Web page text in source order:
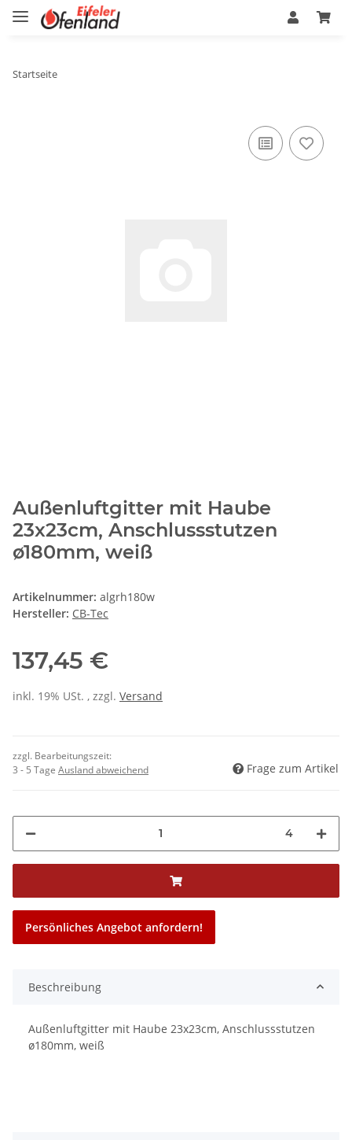
Startseite
Außenluftgitter mit Haube
23x23cm, Anschlussstutzen
ø180mm, weiß
Artikelnummer: algrh180w
Hersteller: CB-Tec
137,45 €
inkl. 19% USt. , zzgl. Versand
zzgl. Bearbeitungszeit:
3 - 5 Tage Ausland abweichend Frage zum Artikel
4
Persönliches Angebot anfordern!
Beschreibung
Außenluftgitter mit Haube 23x23cm, Anschlussstutzen
ø180mm, weiß